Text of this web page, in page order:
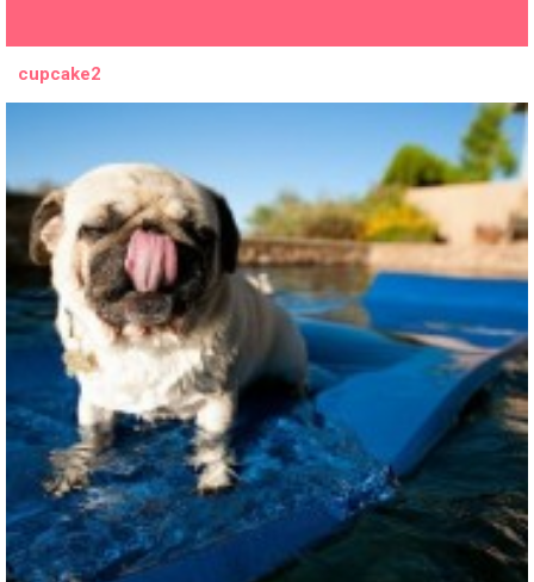
cupcake2